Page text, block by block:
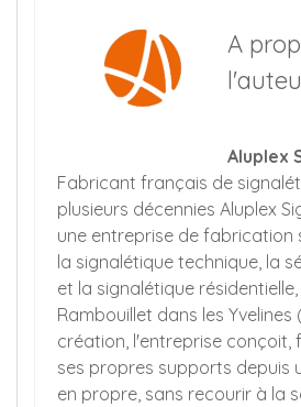
A
Aluplex
Fabricant français de
plusieurs décennies Aluplex
une entreprise de fabrication
la signalétique technique, la
et la signalétique
Rambouillet dans les Yvelines
création, l'entreprise conçoit,
ses propres supports depuis
en propre, sans recourir à la